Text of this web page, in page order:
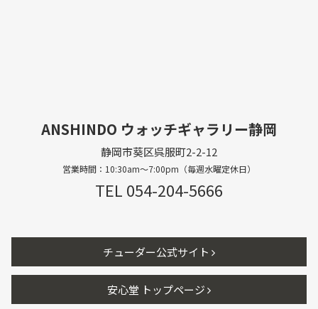
ANSHINDO ウォッチギャラリー静岡
静岡市葵区呉服町2-2-12
営業時間：10:30am〜7:00pm（毎週水曜定休日）
TEL 054-204-5666
チューダー公式サイト
安心堂 トップページ